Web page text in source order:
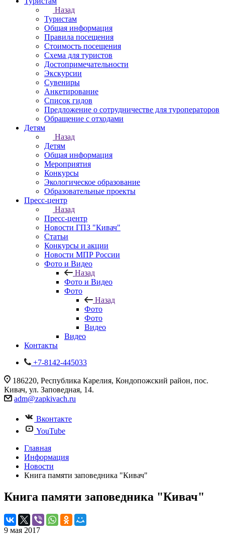
Назад
Туристам
Общая информация
Правила посещения
Стоимость посещения
Схема для туристов
Достопримечательности
Экскурсии
Сувениры
Анкетирование
Список гидов
Предложение о сотрудничестве для туроператоров
Обращение с отходами
Детям
Назад
Детям
Общая информация
Мероприятия
Конкурсы
Экологическое образование
Образовательные проекты
Пресс-центр
Назад
Пресс-центр
Новости ГПЗ "Кивач"
Статьи
Конкурсы и акции
Новости МПР России
Фото и Видео
Назад
Фото и Видео
Фото
Назад
Фото
Фото
Видео
Видео
Контакты
+7-8142-445033
186220, Республика Карелия, Кондопожский район, пос.
Кивач, ул. Заповедная, 14.
adm@zapkivach.ru
Вконтакте
YouTube
Главная
Информация
Новости
Книга памяти заповедника "Кивач"
Книга памяти заповедника "Кивач"
9 мая 2017